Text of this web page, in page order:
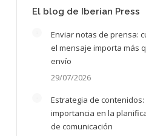
El blog de Iberian Press
Enviar notas de prensa:
el mensaje importa más
envío
29/07/2026
Estrategia de contenidos:
importancia en la
de comunicación